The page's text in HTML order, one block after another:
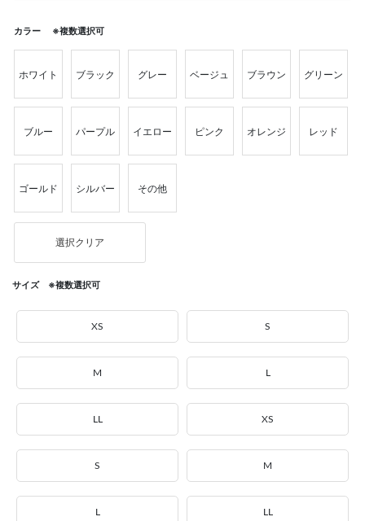
カラー ※複数選択可
ホワイト ブラック グレー ベージュ ブラウン グリーン
ブルー パープル イエロー ピンク オレンジ レッド
ゴールド シルバー その他
選択クリア
サイズ ※複数選択可
XS S
M L
LL XS
S M
L LL